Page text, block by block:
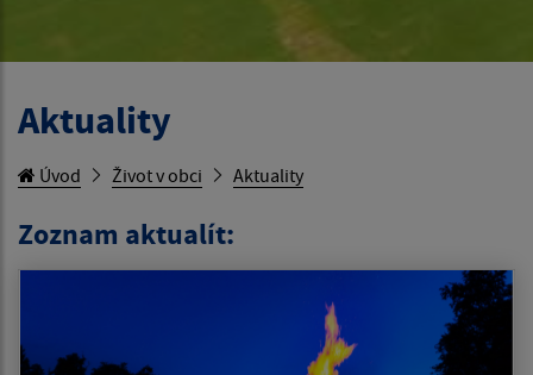
Aktuality
Úvod Život v obci Aktuality
Zoznam aktualít: